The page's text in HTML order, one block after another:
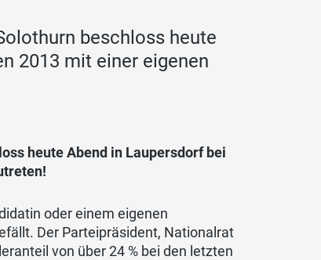
beschloss heute
2013 mit einer eigenen
heute Abend in Laupersdorf bei
oder einem eigenen
Der Parteipräsident, Nationalrat
von über 24 % bei den letzten